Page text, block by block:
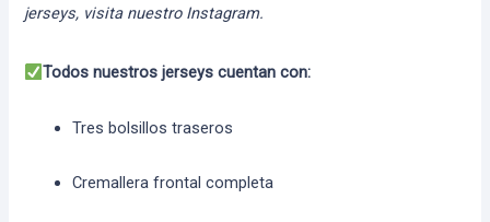
jerseys, visita nuestro Instagram.
Todos nuestros jerseys cuentan con:
Tres bolsillos traseros
Cremallera frontal completa